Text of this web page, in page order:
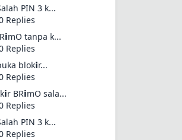
PIN 3 k...
Replies
tanpa k...
Replies
blok𝗶r...
Replies
BR𝗶mO sala...
Replies
PIN 3 k...
Replies